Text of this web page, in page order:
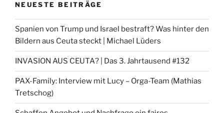
NEUESTE BEITRÄGE
Spanien von Trump und Israel bestraft? Was hinter den
Bildern aus Ceuta steckt | Michael Lüders
INVASION AUS CEUTA? | Das 3. Jahrtausend #132
PAX-Family: Interview mit Lucy – Orga-Team (Mathias
Tretschog)